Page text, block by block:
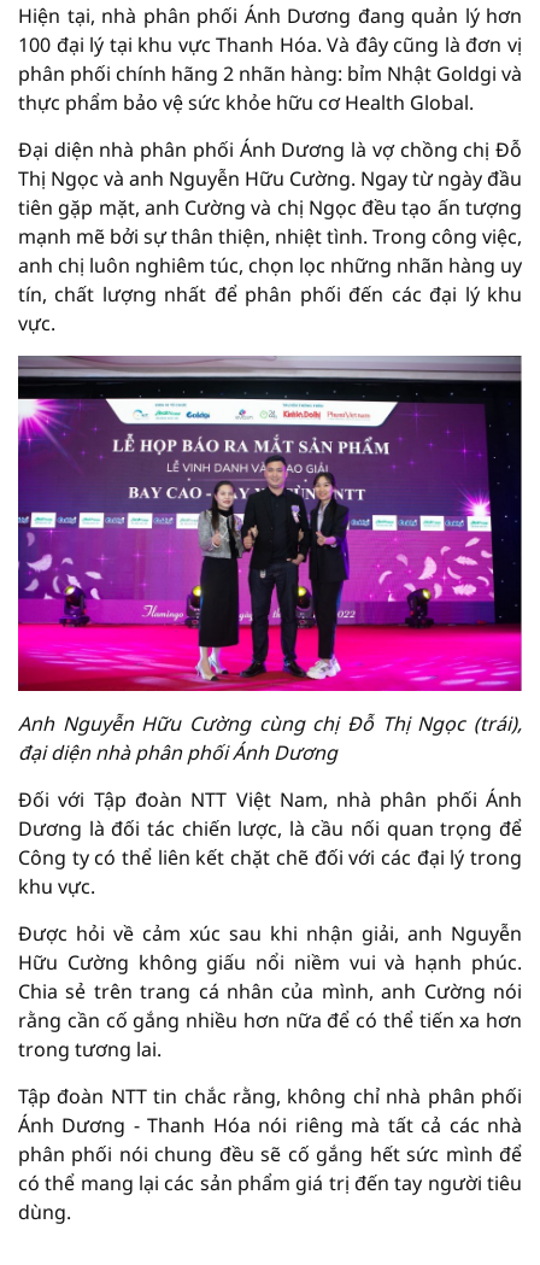
Hiện tại, nhà phân phối Ánh Dương đang quản lý hơn
100 đại lý tại khu vực Thanh Hóa. Và đây cũng là đơn vị
phân phối chính hãng 2 nhãn hàng: bỉm Nhật Goldgi và
thực phẩm bảo vệ sức khỏe hữu cơ Health Global.
Đại diện nhà phân phối Ánh Dương là vợ chồng chị Đỗ
Thị Ngọc và anh Nguyễn Hữu Cường. Ngay từ ngày đầu
tiên gặp mặt, anh Cường và chị Ngọc đều tạo ấn tượng
mạnh mẽ bởi sự thân thiện, nhiệt tình. Trong công việc,
anh chị luôn nghiêm túc, chọn lọc những nhãn hàng uy
tín, chất lượng nhất để phân phối đến các đại lý khu
vực.
Anh Nguyễn Hữu Cường cùng chị Đỗ Thị Ngọc (trái),
đại diện nhà phân phối Ánh Dương
Đối với Tập đoàn NTT Việt Nam, nhà phân phối Ánh
Dương là đối tác chiến lược, là cầu nối quan trọng để
Công ty có thể liên kết chặt chẽ đối với các đại lý trong
khu vực.
Được hỏi về cảm xúc sau khi nhận giải, anh Nguyễn
Hữu Cường không giấu nổi niềm vui và hạnh phúc.
Chia sẻ trên trang cá nhân của mình, anh Cường nói
rằng cần cố gắng nhiều hơn nữa để có thể tiến xa hơn
trong tương lai.
Tập đoàn NTT tin chắc rằng, không chỉ nhà phân phối
Ánh Dương - Thanh Hóa nói riêng mà tất cả các nhà
phân phối nói chung đều sẽ cố gắng hết sức mình để
có thể mang lại các sản phẩm giá trị đến tay người tiêu
dùng.